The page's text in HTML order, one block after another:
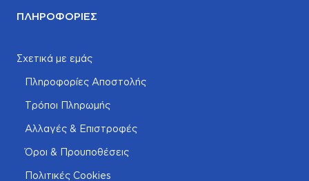
ΠΛΗΡΟΦΟΡΊΕΣ
Σχετικά με εμάς
Πληροφορίες Αποστολής
Τρόποι Πληρωμής
Αλλαγές & Επιστροφές
Όροι & Προυποθέσεις
Πολιτικές Cookies